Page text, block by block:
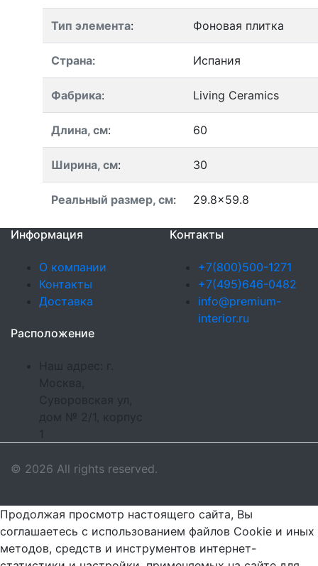
Тип элемента: Фоновая плитка
Страна: Испания
Фабрика: Living Ceramics
Длина, см: 60
Ширина, см: 30
Реальный размер, см: 29.8x59.8
Информация
О компании
Контакты
Доставка
Контакты
+7(800)500-1271
+7(495)646-0482
info@premium-
interior.ru
Расположение
Наш адрес: г.
Москва,
Суворовская ул,
дом № 2/1, корпус
© 2026 All rights reserved.
Продолжая просмотр настоящего сайта, Вы
соглашаетесь с использованием файлов Cookie и иных
методов, средств и инструментов интернет-